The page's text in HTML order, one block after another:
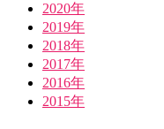
2020年
2019年
2018年
2017年
2016年
2015年